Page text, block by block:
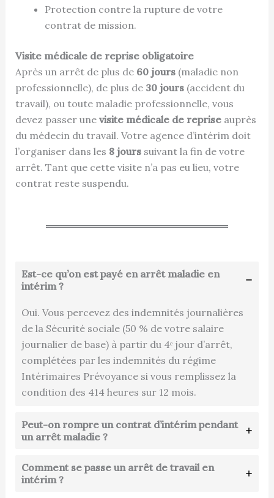
Protection contre la rupture de votre
contrat de mission.
Visite médicale de reprise obligatoire
Après un arrêt de plus de 60 jours(maladie non
professionnelle), de plus de 30 jours(accident du
travail), ou toute maladie professionnelle, vous
devez passer une visite médicale de repriseauprès
du médecin du travail. Votre agence d’intérim doit
l’organiser dans les 8 jourssuivant la fin de votre
arrêt. Tant que cette visite n’a pas eu lieu, votre
contrat reste suspendu.
Est-ce qu’on est payé en arrêt maladie en
intérim ?
Oui. Vous percevez des indemnités journalières
de la Sécurité sociale (50 % de votre salaire
journalier de base) à partir du 4ᵉ jour d’arrêt,
complétées par les indemnités du régime
Intérimaires Prévoyance si vous remplissez la
condition des 414 heures sur 12 mois.
Peut-on rompre un contrat d’intérim pendant
un arrêt maladie ?
Comment se passe un arrêt de travail en
intérim ?